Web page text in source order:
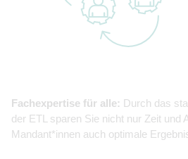
Fachexpertise für alle: Durch das
der ETL sparen Sie nicht nur Zeit und
Mandant*innen auch optimale